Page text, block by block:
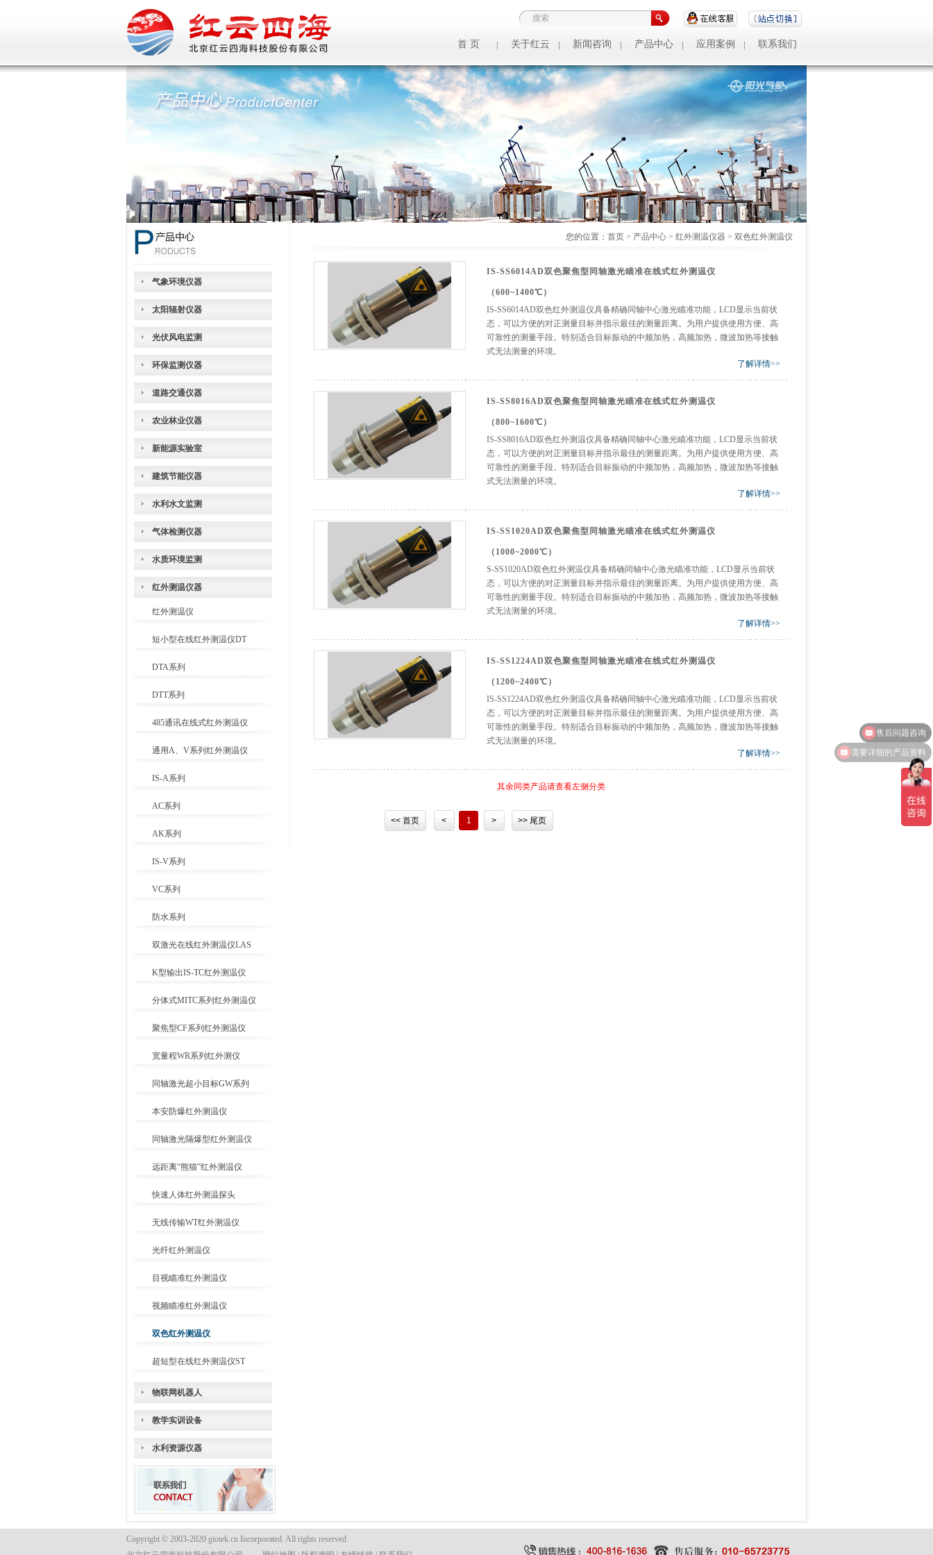
首 页 关于红云 新闻咨询 产品中心 应用案例 联系我们
气象环境仪器
太阳辐射仪器
光伏风电监测
环保监测仪器
道路交通仪器
农业林业仪器
新能源实验室
建筑节能仪器
水利水文监测
气体检测仪器
水质环境监测
红外测温仪器
红外测温仪
短小型在线红外测温仪DT
DTA系列
DTT系列
485通讯在线式红外测温仪
通用A、V系列红外测温仪
IS-A系列
AC系列
AK系列
IS-V系列
VC系列
防水系列
双激光在线红外测温仪LAS
K型输出IS-TC红外测温仪
分体式MITC系列红外测温仪
聚焦型CF系列红外测温仪
宽量程WR系列红外测仪
同轴激光超小目标GW系列
本安防爆红外测温仪
同轴激光隔爆型红外测温仪
远距离“熊猫”红外测温仪
快速人体红外测温探头
无线传输WT红外测温仪
光纤红外测温仪
目视瞄准红外测温仪
视频瞄准红外测温仪
双色红外测温仪
超短型在线红外测温仪ST
物联网机器人
教学实训设备
水利资源仪器
您的位置： 首页> 产品中心> 红外测温仪器 > 双色红外测温仪
IS-SS6014AD双色聚焦型同轴激光瞄准在线式红外测温仪
（600~1400℃）
IS-SS6014AD双色红外测温仪具备精确同轴中心激光瞄准功能，LCD显示当前状
态，可以方便的对正测量目标并指示最佳的测量距离。为用户提供使用方便、高
可靠性的测量手段。特别适合目标振动的中频加热，高频加热，微波加热等接触
式无法测量的环境。
了解详情>>
IS-SS8016AD双色聚焦型同轴激光瞄准在线式红外测温仪
（800~1600℃）
IS-SS8016AD双色红外测温仪具备精确同轴中心激光瞄准功能，LCD显示当前状
态，可以方便的对正测量目标并指示最佳的测量距离。为用户提供使用方便、高
可靠性的测量手段。特别适合目标振动的中频加热，高频加热，微波加热等接触
式无法测量的环境。
了解详情>>
IS-SS1020AD双色聚焦型同轴激光瞄准在线式红外测温仪
（1000~2000℃）
S-SS1020AD双色红外测温仪具备精确同轴中心激光瞄准功能，LCD显示当前状
态，可以方便的对正测量目标并指示最佳的测量距离。为用户提供使用方便、高
可靠性的测量手段。特别适合目标振动的中频加热，高频加热，微波加热等接触
式无法测量的环境。
了解详情>>
IS-SS1224AD双色聚焦型同轴激光瞄准在线式红外测温仪
（1200~2400℃）
IS-SS1224AD双色红外测温仪具备精确同轴中心激光瞄准功能，LCD显示当前状
态，可以方便的对正测量目标并指示最佳的测量距离。为用户提供使用方便、高
可靠性的测量手段。特别适合目标振动的中频加热，高频加热，微波加热等接触
式无法测量的环境。
了解详情>>
其余同类产品请查看左侧分类
<< 首页 < 1 > >> 尾页
Copyright © 2003-2020 giotek.cn Incorporated. All rights reserved.
需要详细的产品资料